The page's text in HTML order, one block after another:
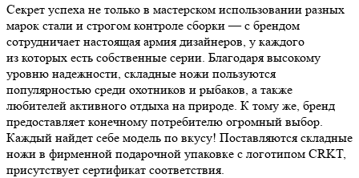
Секрет успеха не только в мастерском использовании разных
марок стали и строгом контроле сборки — с брендом
сотрудничает настоящая армия дизайнеров, у каждого
из которых есть собственные серии. Благодаря высокому
уровню надежности, складные ножи пользуются
популярностью среди охотников и рыбаков, а также
любителей активного отдыха на природе. К тому же, бренд
предоставляет конечному потребителю огромный выбор.
Каждый найдет себе модель по вкусу! Поставляются складные
ножи в фирменной подарочной упаковке с логотипом CRKT,
присутствует сертификат соответствия.